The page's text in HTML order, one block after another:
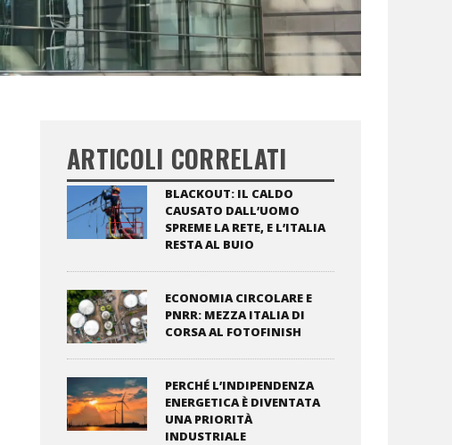
ARTICOLI CORRELATI
BLACKOUT: IL CALDO
CAUSATO DALL’UOMO
SPREME LA RETE, E L’ITALIA
RESTA AL BUIO
ECONOMIA CIRCOLARE E
PNRR: MEZZA ITALIA DI
CORSA AL FOTOFINISH
PERCHÉ L’INDIPENDENZA
ENERGETICA È DIVENTATA
UNA PRIORITÀ
INDUSTRIALE